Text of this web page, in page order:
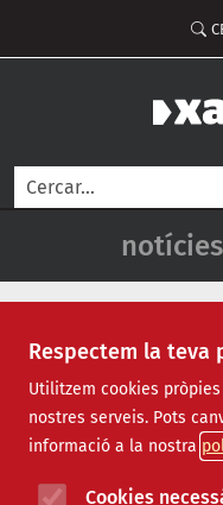
Respectem la teva
Utilitzem cookies
nostres serveis. Pots
informació a la nostra
Cookies
Cerca
notícies
Notícies
Totes | Ambiental |
Internacional |
Formació